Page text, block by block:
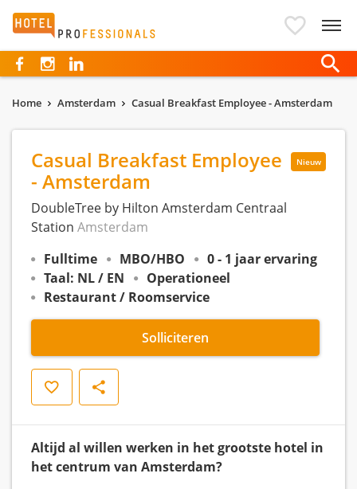
Hotelprofessionals
Home Amsterdam Casual Breakfast Employee - Amsterdam
Nieuw
Casual Breakfast Employee
- Amsterdam
DoubleTree by Hilton Amsterdam Centraal
Station Amsterdam
Fulltime
MBO/HBO
0 - 1 jaar ervaring
Taal: NL / EN
Operationeel
Restaurant / Roomservice
Solliciteren
Opslaan Delen
Altijd al willen werken in het grootste hotel in
het centrum van Amsterdam?